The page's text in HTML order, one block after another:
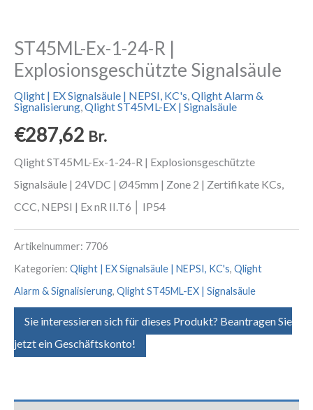
ST45ML-Ex-1-24-R |
Explosionsgeschützte Signalsäule
Qlight | EX Signalsäule | NEPSI, KC's,Qlight Alarm &
Signalisierung,Qlight ST45ML-EX | Signalsäule
€287,62 Br.
Qlight ST45ML-Ex-1-24-R | Explosionsgeschützte
Signalsäule | 24VDC | Ø45mm | Zone 2 | Zertifikate KCs,
CCC, NEPSI | Ex nR II.T6 │ IP54
Artikelnummer: 7706
Kategorien: Qlight | EX Signalsäule | NEPSI, KC's, Qlight
Alarm & Signalisierung, Qlight ST45ML-EX | Signalsäule
Sie interessieren sich für dieses Produkt? Beantragen Sie
jetzt ein Geschäftskonto!